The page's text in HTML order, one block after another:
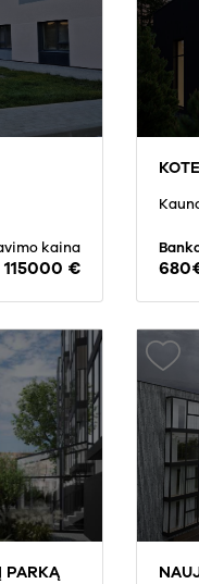
kaina
115000 €
PARKĄ